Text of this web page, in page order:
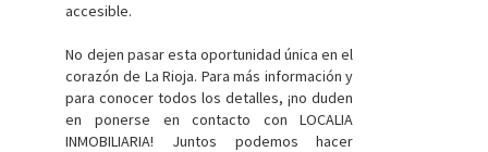
accesible.
No dejen pasar esta oportunidad única en el
corazón de La Rioja. Para más información y
para conocer todos los detalles, ¡no duden
en ponerse en contacto con LOCALIA
INMOBILIARIA! Juntos podemos hacer